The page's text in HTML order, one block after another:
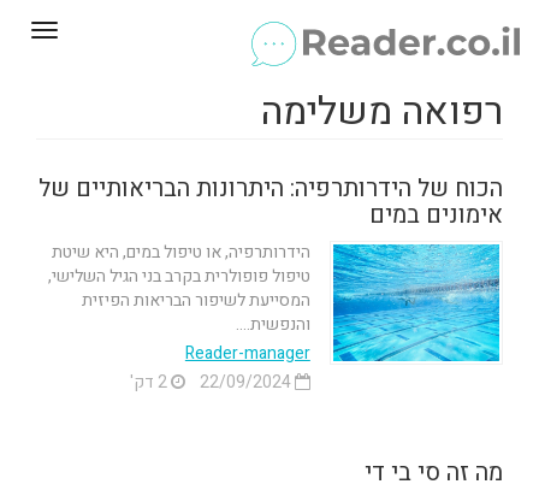
רפואה משלימה
הכוח של הידרותרפיה: היתרונות הבריאותיים של
אימונים במים
הידרותרפיה, או טיפול במים, היא שיטת
טיפול פופולרית בקרב בני הגיל השלישי,
המסייעת לשיפור הבריאות הפיזית
והנפשית....
Reader-manager
22/09/2024
2 דק'
מה זה סי בי די